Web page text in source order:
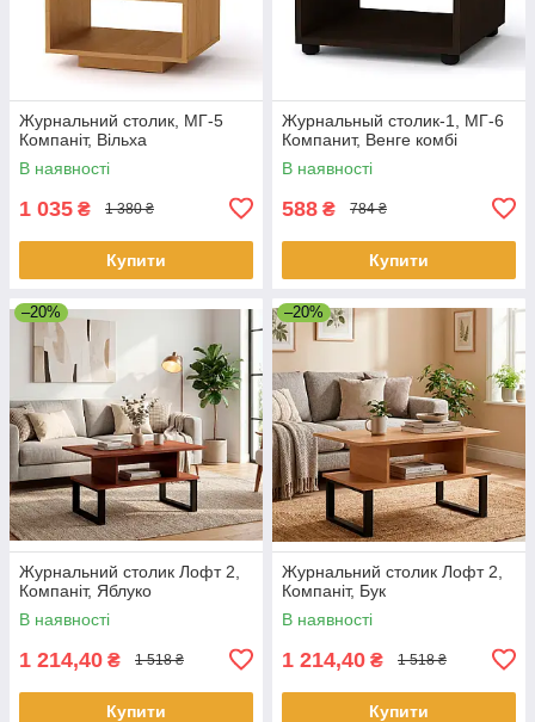
Журнальний столик, МГ-5
Компаніт, Вільха
В наявності
1 035 ₴ 1 380 ₴
Купити
Журнальный столик-1, МГ-6
Компанит, Венге комбі
В наявності
588 ₴ 784 ₴
Купити
–20%
Журнальний столик Лофт 2,
Компаніт, Яблуко
В наявності
1 214,40 ₴ 1 518 ₴
Купити
–20%
Журнальний столик Лофт 2,
Компаніт, Бук
В наявності
1 214,40 ₴ 1 518 ₴
Купити